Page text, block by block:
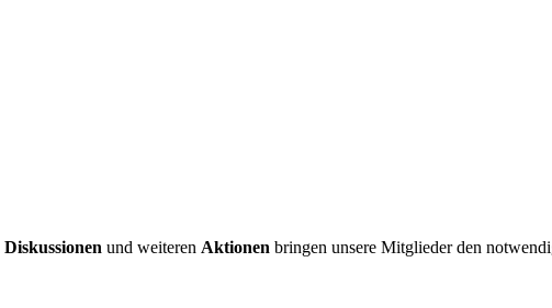
Diskussionen und weiteren Aktionen bringen unsere Mitglieder den